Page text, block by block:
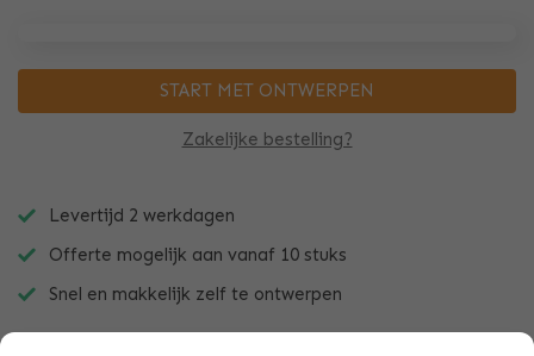
Zakelijke bestelling?
START MET ONTWERPEN
Levertijd 2 werkdagen
Offerte mogelijk aan vanaf 10 stuks
Snel en makkelijk zelf te ontwerpen